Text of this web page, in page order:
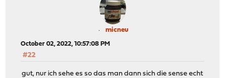
micneu
October 02, 2022, 10:57:08 PM
#22
gut, nur ich sehe es so das man dann sich die sense echt